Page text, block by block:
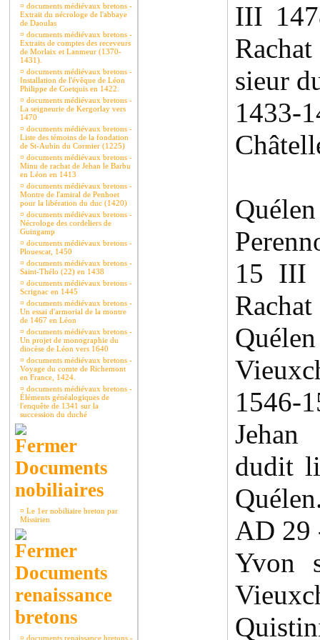
¤ documents médiévaux bretons -
Extrait du nécrologe de l'abbaye
de Daoulas
¤ documents médiévaux bretons -
Extraits de comptes des receveurs
de Morlaix et Lanmeur (1370-
1431).
¤ documents médiévaux bretons -
Installation de l'évêque de Léon
Philippe de Coetquis en 1422.
¤ documents médiévaux bretons -
La seigneurie de Kergorlay vers
1470
¤ documents médiévaux bretons -
Liste des témoins de la fondation
de St-Aubin du Cormier (1225)
¤ documents médiévaux bretons -
Minu de rachat de Jehan le Barbu
en Léon en 1413
¤ documents médiévaux bretons -
Montre de l'amiral de Penhoet
pour la libération du duc (1420)
¤ documents médiévaux bretons -
Nécrologe des cordeliers de
Guingamp
¤ documents médiévaux bretons -
Plouescat, 1450
¤ documents médiévaux bretons -
Saint-Thélo (22) en 1438
¤ documents médiévaux bretons -
Scrignac en 1445
¤ documents médiévaux bretons -
Un essai d'armorial de la montre
de 1467 en Léon
¤ documents médiévaux bretons -
Un projet de monographie du
diocèse de Léon vers 1640
¤ documents médiévaux bretons -
Voyage du comte de Richemont
en France, 1424.
¤ documents médiévaux bretons -
Éléments généalogiques de
l'enquête de 1341 sur la
succession du duché
Documents
nobiliaires
¤ Le 1er nobiliaire breton par
Missirien
Documents
renaissance
bretons
¤ documents renaissance bretons -
III
sieur
15
dudit
AD 29
Yvon